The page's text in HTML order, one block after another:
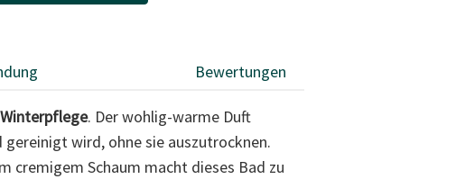
Bewertungen
. Der wohlig-warme Duft
wird, ohne sie auszutrocknen.
cremigem Schaum macht dieses Bad zu